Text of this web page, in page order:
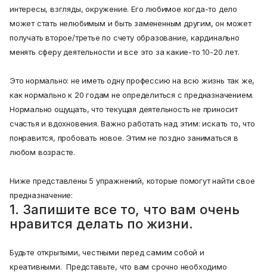
интересы, взгляды, окружение. Его любимое когда-то дело
может стать нелюбимым и быть замененным другим, он может
получать второе/третье по счету образование, кардинально
менять сферу деятельности и все это за какие-то 10-20 лет.
Это нормально: не иметь одну профессию на всю жизнь так же,
как нормально к 20 годам не определиться с предназначением.
Нормально ощущать, что текущая деятельность не приносит
счастья и вдохновения. Важно работать над этим: искать то, что
понравится, пробовать новое. Этим не поздно заниматься в
любом возрасте.
Ниже представлены 5 упражнений, которые помогут найти свое
предназначение:
1. Запишите все то, что вам очень
нравится делать по жизни.
Будьте открытыми, честными перед самим собой и
креативными. Представьте, что вам срочно необходимо